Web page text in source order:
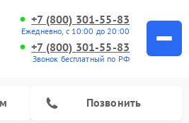
+7 (800) 301-55-83
Ежедневно, с 10:00 до 20:00
+7 (800) 301-55-83
Звонок бесплатный по РФ
Позвонить